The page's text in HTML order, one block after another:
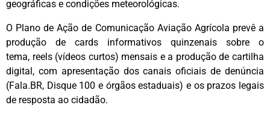
geográficas e condições meteorológicas.
O Plano de Ação de Comunicação Aviação Agrícola prevê a
produção de cards informativos quinzenais sobre o
tema, reels (vídeos curtos) mensais e a produção de cartilha
digital, com apresentação dos canais oficiais de denúncia
(Fala.BR, Disque 100 e órgãos estaduais) e os prazos legais
de resposta ao cidadão.